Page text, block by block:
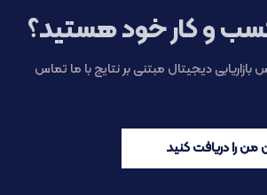
و کار خود هستید؟
بازاریابی دیجیتال مبتنی بر نتایج با ما تماس
من را دریافت کنید